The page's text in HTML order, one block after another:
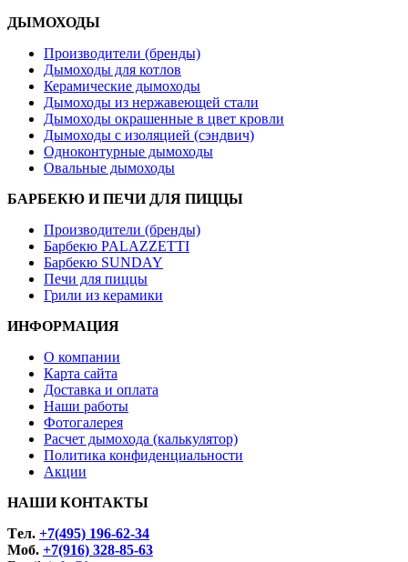
ДЫМОХОДЫ
Производители (бренды)
Дымоходы для котлов
Керамические дымоходы
Дымоходы из нержавеющей стали
Дымоходы окрашенные в цвет кровли
Дымоходы с изоляцией (сэндвич)
Одноконтурные дымоходы
Овальные дымоходы
БАРБЕКЮ И ПЕЧИ ДЛЯ ПИЦЦЫ
Производители (бренды)
Барбекю PALAZZETTI
Барбекю SUNDAY
Печи для пиццы
Грили из керамики
ИНФОРМАЦИЯ
О компании
Карта сайта
Доставка и оплата
Наши работы
Фотогалерея
Расчет дымохода (калькулятор)
Политика конфиденциальности
Акции
НАШИ КОНТАКТЫ
Tел. +7(495) 196-62-34
Моб. +7(916) 328-85-63